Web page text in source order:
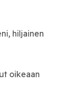
hiljainen
oikeaan